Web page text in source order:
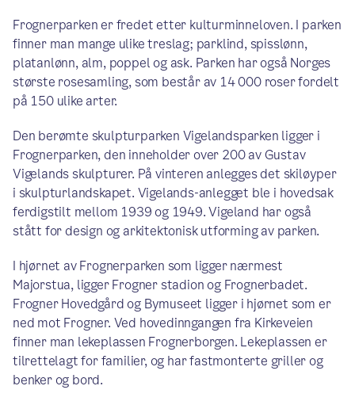
Frognerparken er fredet etter kulturminneloven. I parken
finner man mange ulike treslag; parklind, spisslønn,
platanlønn, alm, poppel og ask. Parken har også Norges
største rosesamling, som består av 14 000 roser fordelt
på 150 ulike arter.
Den berømte skulpturparken Vigelandsparken ligger i
Frognerparken, den inneholder over 200 av Gustav
Vigelands skulpturer. På vinteren anlegges det skiløyper
i skulpturlandskapet. Vigelands-anlegget ble i hovedsak
ferdigstilt mellom 1939 og 1949. Vigeland har også
stått for design og arkitektonisk utforming av parken.
I hjørnet av Frognerparken som ligger nærmest
Majorstua, ligger Frogner stadion og Frognerbadet.
Frogner Hovedgård og Bymuseet ligger i hjørnet som er
ned mot Frogner. Ved hovedinngangen fra Kirkeveien
finner man lekeplassen Frognerborgen. Lekeplassen er
tilrettelagt for familier, og har fastmonterte griller og
benker og bord.